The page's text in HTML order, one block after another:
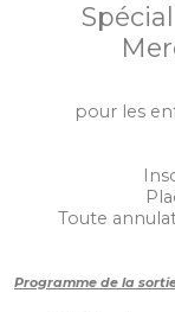
pour les
Toute
Programme de la